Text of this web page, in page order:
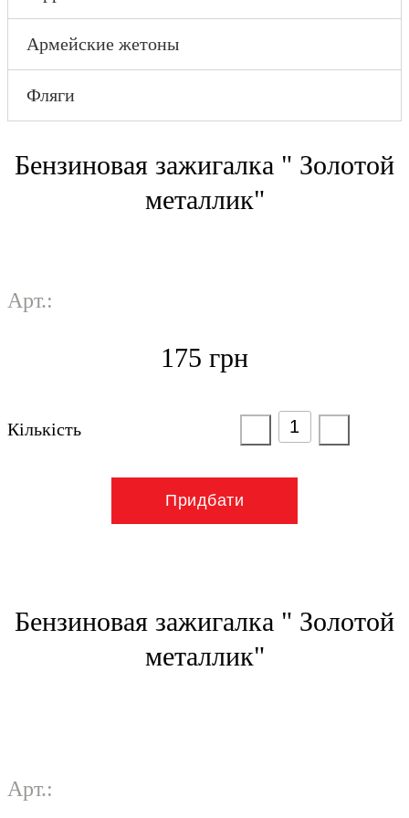
Гравировка на
сувенирах
Армейские жетоны
Фляги
Бензиновая зажигалка " Золотой
металлик"
Арт.:
175 грн
Кількість
Придбати
Бензиновая зажигалка " Золотой
металлик"
Арт.: